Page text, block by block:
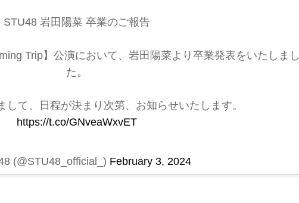
STU48 岩田陽菜 卒業のご報告
Trip】公演において、岩田陽菜より卒業発表をいたしまし
た。
して、日程が決まり次第、お知らせいたします。
https://t.co/GNveaWxvET
(@STU48_official_) February 3, 2024